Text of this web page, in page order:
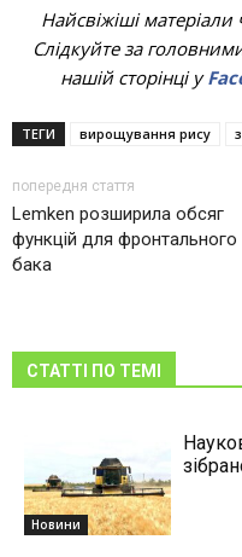
Найсвіжіші
Слідкуйте за
нашій сторінці у
ТЕГИ вирощування рису
попередня стаття
Lemken розширила обсяг
функцій для фронтального
бака
СТАТТІ ПО ТЕМІ
Новини